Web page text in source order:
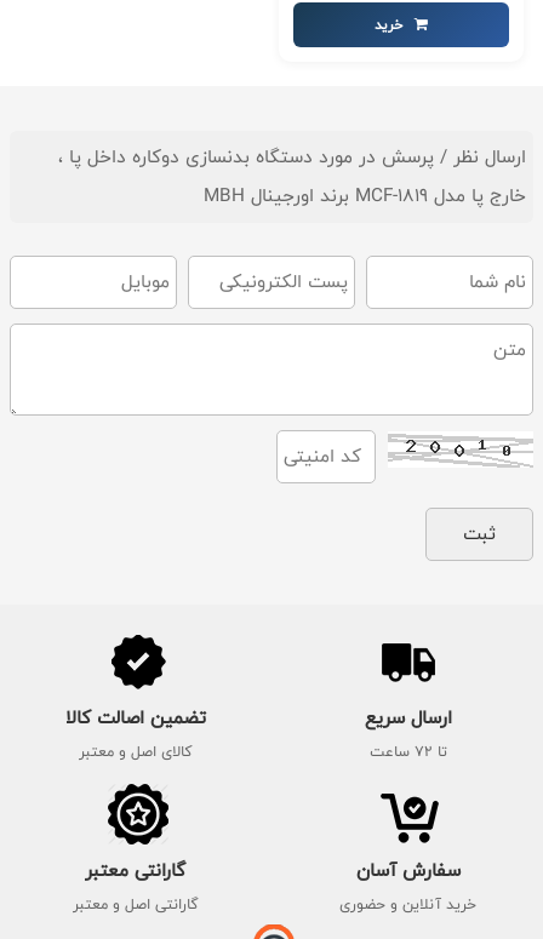
خرید
ارسال نظر / پرسش در مورد دستگاه بدنسازی دوکاره داخل پا ،
خارج پا مدل MCF-1819 برند اورجینال MBH
ارسال سریع
تا 72 ساعت
تضمین اصالت کالا
کالای اصل و معتبر
سفارش آسان
خرید آنلاین و حضوری
گارانتی معتبر
گارانتی اصل و معتبر